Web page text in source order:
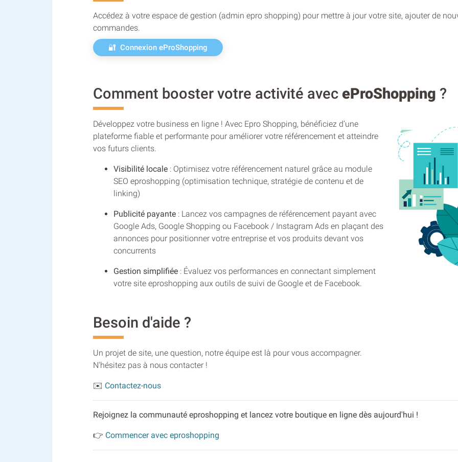
Accédez à votre espace de gestion (admin epro shopping) pour mettre à jour votre site, ajouter de
commandes.
🔐 Connexion eProShopping
Comment booster votre activité avec eProShopping ?
Développez votre business en ligne ! Avec Epro Shopping, bénéficiez d’une
plateforme fiable et performante pour améliorer votre référencement et atteindre
vos futurs clients.
Visibilité locale : Optimisez votre référencement naturel grâce au module
SEO eproshopping (optimisation technique, stratégie de contenu et de
linking)
Publicité payante : Lancez vos campagnes de référencement payant avec
Google Ads, Google Shopping ou Facebook / Instagram Ads en plaçant des
annonces pour positionner votre entreprise et vos produits devant vos
concurrents
Gestion simplifiée : Évaluez vos performances en connectant simplement
votre site eproshopping aux outils de suivi de Google et de Facebook.
Besoin d'aide ?
Un projet de site, une question, notre équipe est là pour vous accompagner.
N'hésitez pas à nous contacter !
✉️ Contactez-nous
Rejoignez la communauté eproshopping et lancez votre boutique en ligne dès aujourd'hui !
👉 Commencer avec eproshopping